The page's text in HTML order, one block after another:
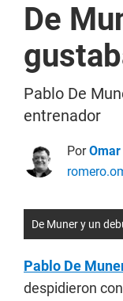
De
Pablo De
entrenador
Por
De Muner y un
Pablo De
despidieron